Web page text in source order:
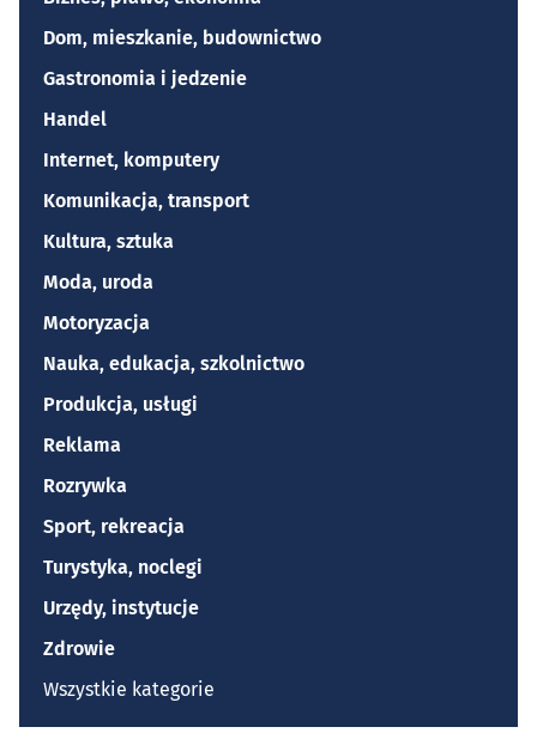
Dom, mieszkanie, budownictwo
Gastronomia i jedzenie
Handel
Internet, komputery
Komunikacja, transport
Kultura, sztuka
Moda, uroda
Motoryzacja
Nauka, edukacja, szkolnictwo
Produkcja, usługi
Reklama
Rozrywka
Sport, rekreacja
Turystyka, noclegi
Urzędy, instytucje
Zdrowie
Wszystkie kategorie